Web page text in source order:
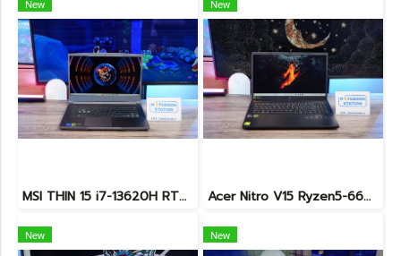
New
MSI THIN 15 i7-13620H RTX-3050(4GB) Ram24 SSD512GB จอ15.6 FHD 144Hz เกมมิ่งสเปคสูง ดีไซน์สวยดูทันสมัย น้ำหนักเบาไม่ถึง2kg พร้อมประกันศูนย์2027 ราคาสุดคุ้มเพียง 23,900.-
New
Acer Nitro V15 Ryzen5-6600H RTX2050(4GB) RAM16 512GB SSD จอ15.6นิ้ว FHD 165Hz sRGB100% เกมมิ่งรุ่นใหม่ ดีไซน์เครื่องบาง สวยเท่ดูทันสมัย มีประกันศูนย์2028 ราคาสุดคุ้มเพียง 17,990.-
New New